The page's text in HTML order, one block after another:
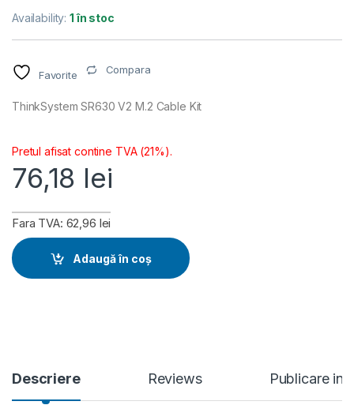
Availability:1 în stoc
Favorite Compara
ThinkSystem SR630 V2 M.2 Cable Kit
Pretul afisat contine TVA (21%).
76,18 lei
Fara TVA: 62,96 lei
Adaugă în coș
Descriere Reviews Publicare in